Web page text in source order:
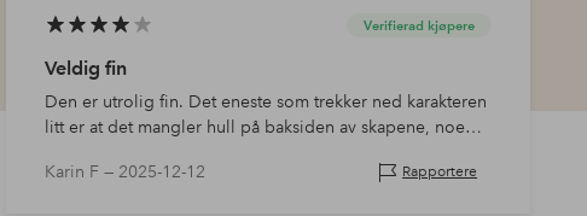
Verifierad kjøpere
Veldig fin
Den er utrolig fin. Det eneste som trekker ned karakteren
litt er at det mangler hull på baksiden av skapene, noe
for ledninger ved…
Karin F —2025-12-12 Rapportere